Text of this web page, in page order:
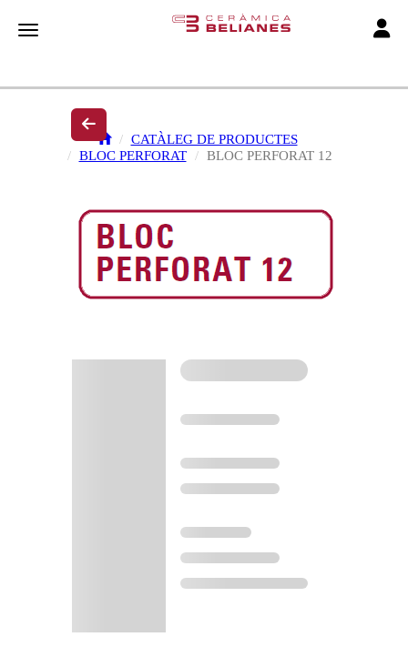
Toggle navigation
CATÀLEG DE PRODUCTES
BLOC PERFORAT
BLOC PERFORAT 12